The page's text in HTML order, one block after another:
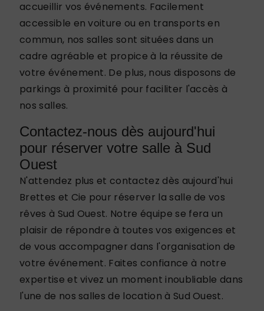
accueillir vos événements. Facilement
accessible en voiture ou en transports en
commun, nos salles sont situées dans un
cadre agréable et propice à la réussite de
votre événement. De plus, nous disposons de
parkings à proximité pour faciliter l'accès à
nos salles.
Contactez-nous dès aujourd'hui
pour réserver votre salle à Sud
Ouest
N'attendez plus et contactez dès aujourd'hui
Brettes et Cie pour réserver la salle de vos
rêves à Sud Ouest. Notre équipe se fera un
plaisir de répondre à toutes vos exigences et
de vous accompagner dans l'organisation de
votre événement. Faites confiance à notre
expertise et vivez un moment inoubliable dans
l'une de nos salles de location à Sud Ouest.